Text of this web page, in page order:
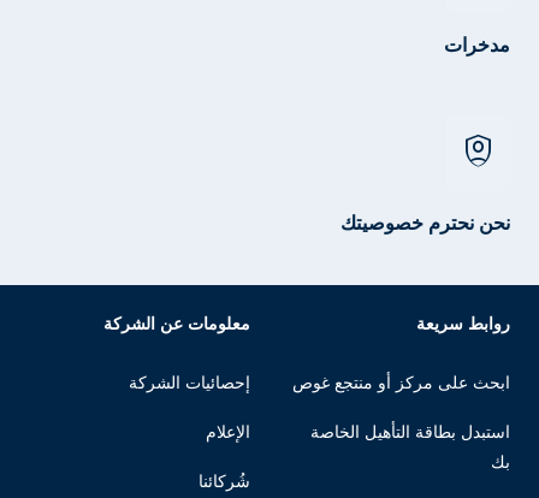
مدخرات
shield_person
نحن نحترم خصوصيتك
روابط سريعة
ابحث على مركز أو منتجع غوص
استبدل بطاقة التأهيل الخاصة
بك
معلومات عن الشركة
إحصائيات الشركة
الإعلام
شُركائنا